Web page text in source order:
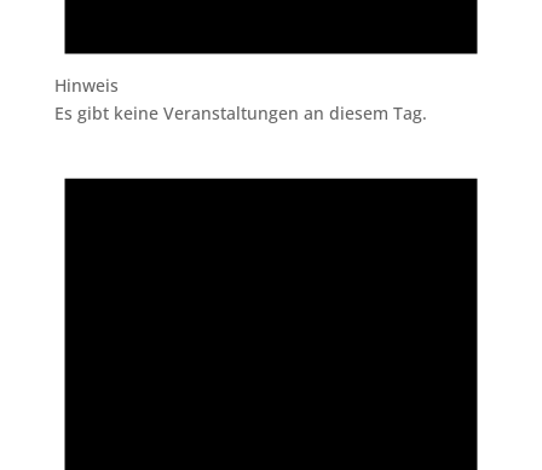
Hinweis
Es gibt keine Veranstaltungen an diesem Tag.